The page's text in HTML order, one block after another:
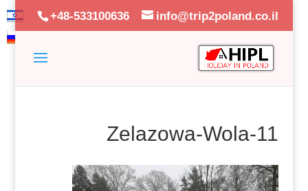
+48-533100636 info@trip2poland.co.il
Zelazowa-Wola-11